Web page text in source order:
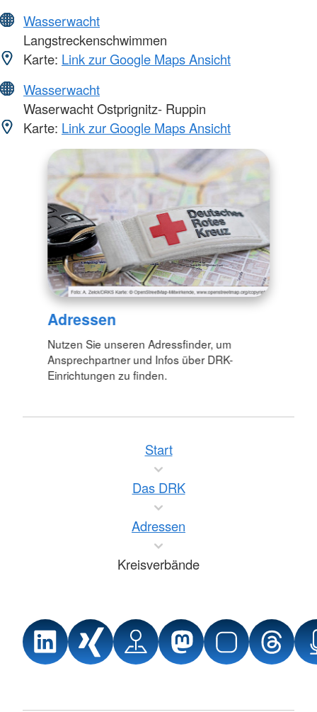
Wasserwacht
Langstreckenschwimmen
Karte: Link zur Google Maps Ansicht
Wasserwacht
Waserwacht Ostprignitz- Ruppin
Karte: Link zur Google Maps Ansicht
Adressen
Nutzen Sie unseren Adressfinder, um
Ansprechpartner und Infos über DRK-
Einrichtungen zu finden.
Start
Das DRK
Adressen
Kreisverbände